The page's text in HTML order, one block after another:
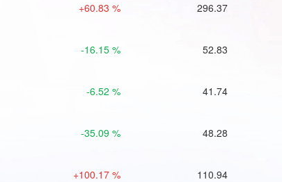
+60.83 % 296.37
-16.15 % 52.83
-6.52 % 41.74
-35.09 % 48.28
+100.17 % 110.94